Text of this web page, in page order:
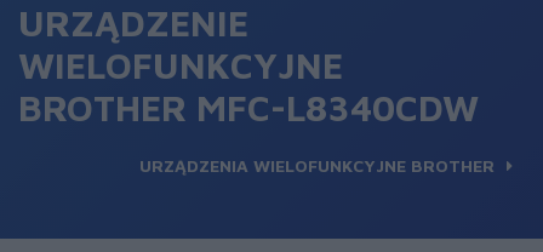
URZĄDZENIE
WIELOFUNKCYJNE
BROTHER MFC-L8340CDW
URZĄDZENIA WIELOFUNKCYJNE BROTHER